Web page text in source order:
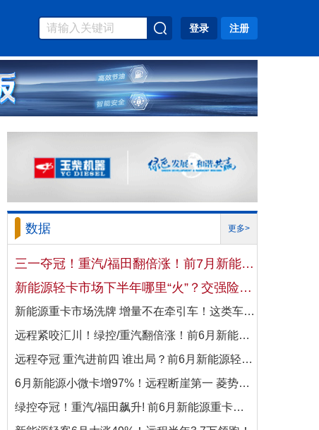
登录 注册
数据 更多>
三一夺冠！重汽/福田翻倍涨！前7月新能源自卸车大增106%！
新能源轻卡市场下半年哪里“火”？交强险数据揭秘机会
新能源重卡市场洗牌 增量不在牵引车！这类车增速破100%
远程紧咬汇川！绿控/重汽翻倍涨！前6月新能源商用车电机十强生变！
远程夺冠 重汽进前四 谁出局？前6月新能源轻卡电机十强洗牌！
6月新能源小微卡增97%！远程断崖第一 菱势暴涨337%进前三 比亚迪杀进前七
绿控夺冠！重汽/福田飙升! 前6月新能源重卡电机十强变阵！